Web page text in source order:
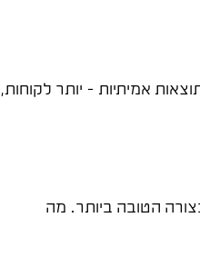
אמיתיות – יותר לקוחות,
הטובה ביותר. מה